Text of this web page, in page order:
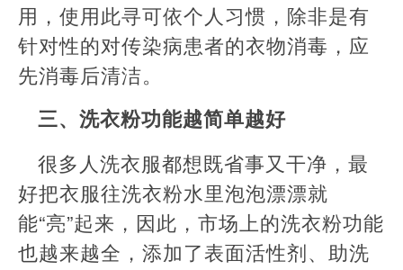
用，使用此寻可依个人习惯，除非是有
针对性的对传染病患者的衣物消毒，应
先消毒后清洁。
三、洗衣粉功能越简单越好
很多人洗衣服都想既省事又干净，最
好把衣服往洗衣粉水里泡泡漂漂就
能“亮”起来，因此，市场上的洗衣粉功能
也越来越全，添加了表面活性剂、助洗